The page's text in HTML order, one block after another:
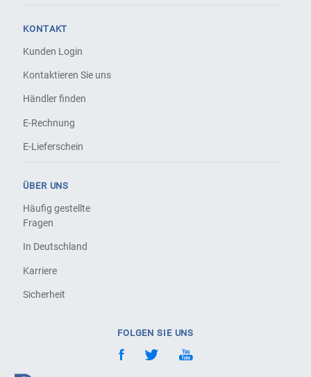
KONTAKT
Kunden Login
Kontaktieren Sie uns
Händler finden
E-Rechnung
E-Lieferschein
ÜBER UNS
Häufig gestellte
Fragen
In Deutschland
Karriere
Sicherheit
FOLGEN SIE UNS